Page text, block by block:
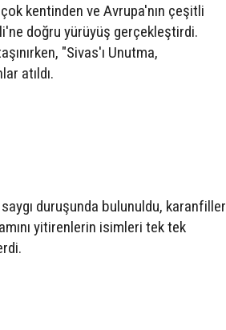
kentinden ve Avrupa'nın çeşitli
doğru yürüyüş gerçekleştirdi.
"Sivas'ı Unutma,
atıldı.
duruşunda bulunuldu, karanfiller
yitirenlerin isimleri tek tek